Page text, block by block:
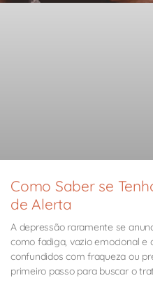
Como Saber se
de Alerta
A depressão raramente se
como fadiga, vazio emocional e
confundidos com fraqueza ou
primeiro passo para buscar o